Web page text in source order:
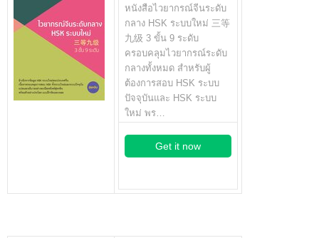
หนังสือไวยากรณ์จีนระดับ
กลาง HSK ระบบใหม่ 三等
九级 3 ขั้น 9 ระดับ
ครอบคลุมไวยากรณ์ระดับ
กลางทั้งหมด สำหรับผู้
ต้องการสอบ HSK ระบบ
ปัจจุบันและ HSK ระบบ
ใหม่ พร…
Get it now